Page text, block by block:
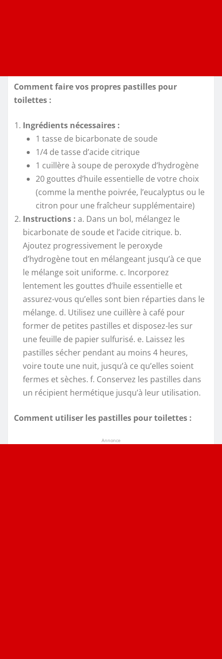
Comment faire vos propres pastilles pour
toilettes :
Ingrédients nécessaires :
1 tasse de bicarbonate de soude
1/4 de tasse d’acide citrique
1 cuillère à soupe de peroxyde d’hydrogène
20 gouttes d’huile essentielle de votre choix
(comme la menthe poivrée, l’eucalyptus ou le
citron pour une fraîcheur supplémentaire)
Instructions : a. Dans un bol, mélangez le
bicarbonate de soude et l’acide citrique. b.
Ajoutez progressivement le peroxyde
d’hydrogène tout en mélangeant jusqu’à ce que
le mélange soit uniforme. c. Incorporez
lentement les gouttes d’huile essentielle et
assurez-vous qu’elles sont bien réparties dans le
mélange. d. Utilisez une cuillère à café pour
former de petites pastilles et disposez-les sur
une feuille de papier sulfurisé. e. Laissez les
pastilles sécher pendant au moins 4 heures,
voire toute une nuit, jusqu’à ce qu’elles soient
fermes et sèches. f. Conservez les pastilles dans
un récipient hermétique jusqu’à leur utilisation.
Comment utiliser les pastilles pour toilettes :
Annonce